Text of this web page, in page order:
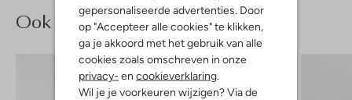
gepersonaliseerde advertenties. Door
op "Accepteer alle cookies" te klikken,
ga je akkoord met het gebruik van alle
cookies zoals omschreven in onze
privacy- en cookieverklaring
Wil je je voorkeuren wijzigen? Via de
Ook iets voor jou?